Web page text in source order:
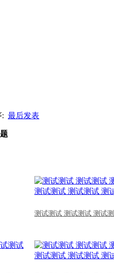
: 最后发表
测试测试 测试测试 测试